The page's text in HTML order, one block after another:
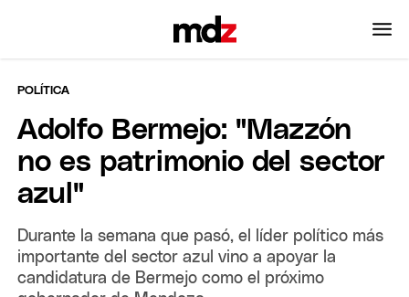
POLÍTICA
Adolfo Bermejo: "Mazzón
no es patrimonio del sector
azul"
Durante la semana que pasó, el líder político más
importante del sector azul vino a apoyar la
candidatura de Bermejo como el próximo